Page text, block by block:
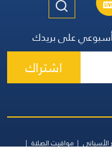
على بريدك
اشتراك
الأسباني
مواقيت الصلاة